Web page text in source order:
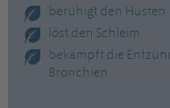
beruhigt den Husten
löst den Schleim
bekämpft die
Bronchien